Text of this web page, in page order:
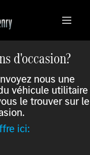
d'occasion?
nous une
véhicule utilitaire
le trouver sur le
ici: